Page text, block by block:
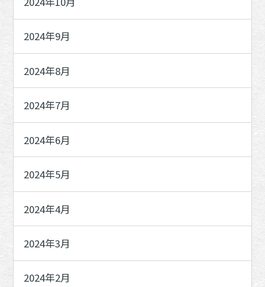
2024年9月
2024年8月
2024年7月
2024年6月
2024年5月
2024年4月
2024年3月
2024年2月